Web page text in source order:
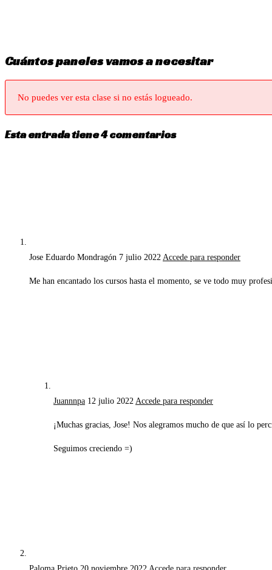
Cuántos paneles vamos a necesitar
No puedes ver esta clase si no estás logueado.
Esta entrada tiene 4 comentarios
Jose Eduardo Mondragón 7 julio 2022 Accede para responder
Me han encantado los cursos hasta el momento, se ve todo muy
Juannnpa 12 julio 2022 Accede para responder
¡Muchas gracias, Jose! Nos alegramos mucho de que así lo
Seguimos creciendo =)